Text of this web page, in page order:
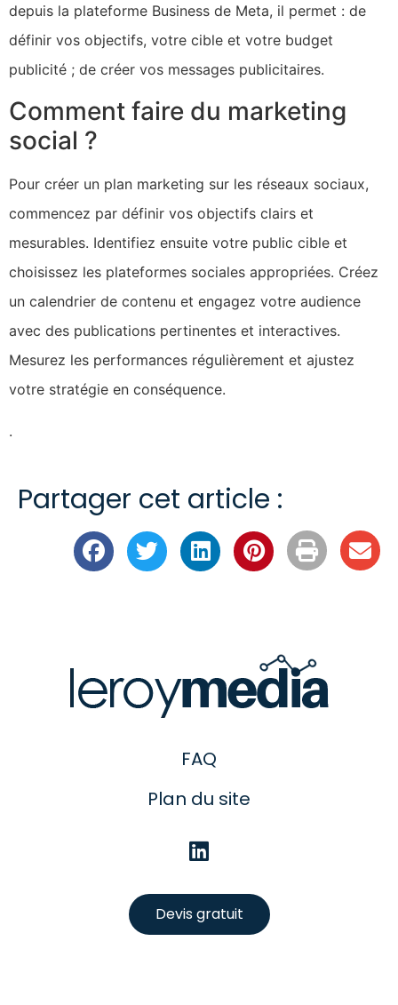
depuis la plateforme Business de Meta, il permet : de
définir vos objectifs, votre cible et votre budget
publicité ; de créer vos messages publicitaires.
Comment faire du marketing
social ?
Pour créer un plan marketing sur les réseaux sociaux,
commencez par définir vos objectifs clairs et
mesurables. Identifiez ensuite votre public cible et
choisissez les plateformes sociales appropriées. Créez
un calendrier de contenu et engagez votre audience
avec des publications pertinentes et interactives.
Mesurez les performances régulièrement et ajustez
votre stratégie en conséquence.
.
Partager cet article :
FAQ
Plan du site
Devis gratuit